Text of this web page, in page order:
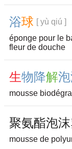
浴球 [ yù qiú ]
éponge pour le
fleur de douche
生物降解泡
mousse
聚氨酯泡沫
mousse de